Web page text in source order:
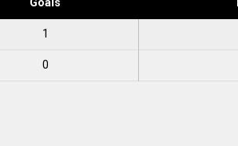
Goals
1
0